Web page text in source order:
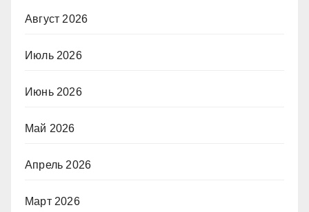
Август 2026
Июль 2026
Июнь 2026
Май 2026
Апрель 2026
Март 2026